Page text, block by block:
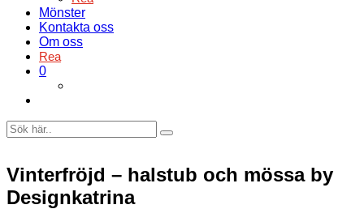
Mönster
Kontakta oss
Om oss
Rea
0
Vinterfröjd – halstub och mössa by
Designkatrina